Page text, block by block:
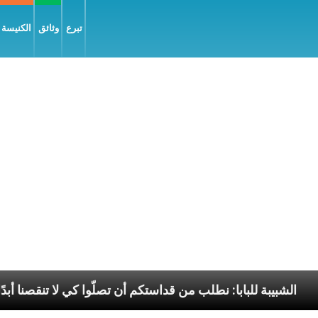
وثائق تبرع
الشبيبة للبابا: نطلب من قداستكم أن تصلّوا كي